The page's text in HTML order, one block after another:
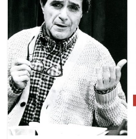
Mensile
arte,
cultura,
turismo
e
curiosità